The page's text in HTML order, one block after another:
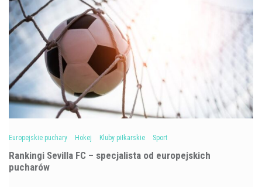
Europejskie puchary Hokej Kluby piłkarskie Sport
Rankingi Sevilla FC – specjalista od europejskich
pucharów